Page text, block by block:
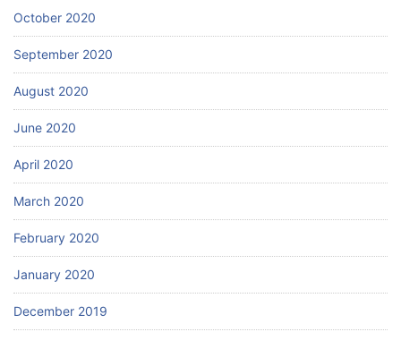
October 2020
September 2020
August 2020
June 2020
April 2020
March 2020
February 2020
January 2020
December 2019